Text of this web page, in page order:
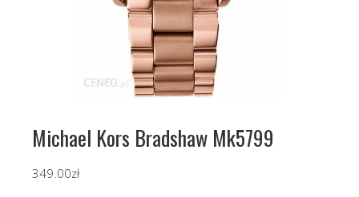
Michael Kors Bradshaw Mk5799
349.00zł